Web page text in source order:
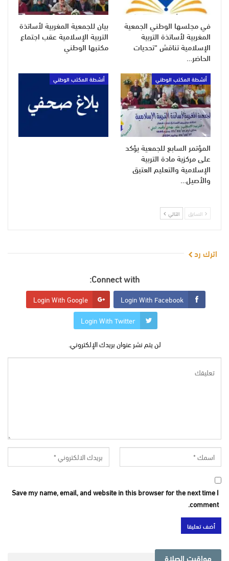
في مجلسها الوطني الجمعية
المغربية لأساتذة التربية
الإسلامية تناقش “تحديات
الحاضر…
بيان للجمعية المغربية لأساتذة
التربية الإسلامية عقب اجتماع
مكتبها الوطني
أنشطة المكتب الوطني
المؤتمر السابع للجمعية يؤكد
على مركزية مادة التربية
الإسلامية والتعليم العتيق
والأصيل…
أنشطة المكتب الوطني
السابق التالي
اترك رد
Connect with:
Login With Facebook
Login With Google
Login With Twitter
لن يتم نشر عنوان بريدك الإلكتروني.
Save my name, email, and website in this browser for the next time I
comment.
مواقيت الصلاة